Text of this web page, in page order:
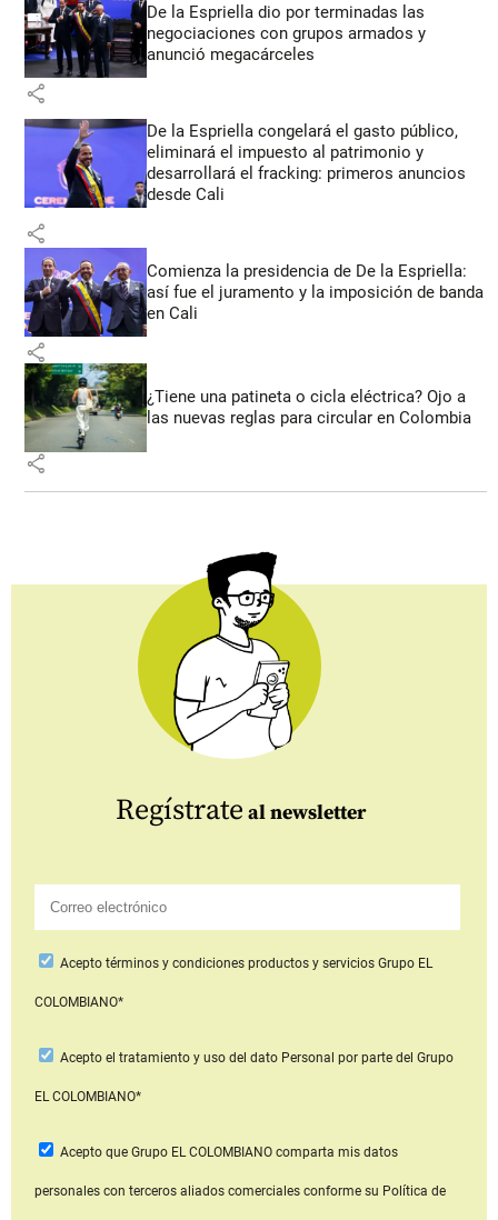
De la Espriella dio por terminadas las
negociaciones con grupos armados y
anunció megacárceles
share
De la Espriella congelará el gasto público,
eliminará el impuesto al patrimonio y
desarrollará el fracking: primeros anuncios
desde Cali
share
Comienza la presidencia de De la Espriella:
así fue el juramento y la imposición de banda
en Cali
share
¿Tiene una patineta o cicla eléctrica? Ojo a
las nuevas reglas para circular en Colombia
share
Regístrate al newsletter
Aceptotérminos y condiciones productos y serviciosGrupo EL
COLOMBIANO*
Acepto el tratamiento y uso del dato Personal por parte del Grupo
EL COLOMBIANO*
Acepto que Grupo EL COLOMBIANOcomparta mis datos
personales con terceros aliados comerciales conforme su Política de